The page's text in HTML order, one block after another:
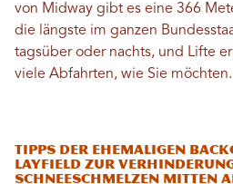
von Midway gibt es eine 366
die längste im ganzen
tagsüber oder nachts, und Lifte
viele Abfahrten, wie Sie möchten.
Tipps der ehemaligen
Layfield zur
Schneeschmelzen mitten